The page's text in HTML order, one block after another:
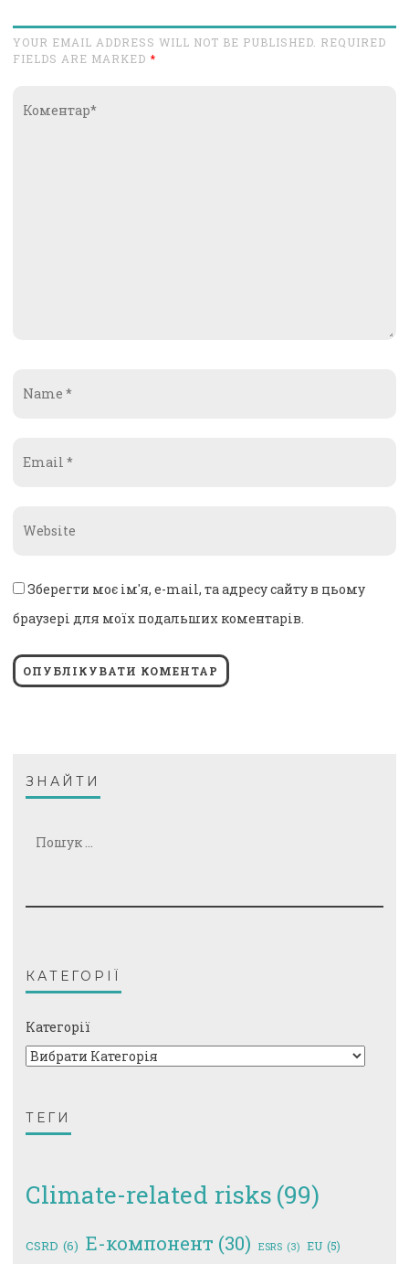
YOUR EMAIL ADDRESS WILL NOT BE PUBLISHED. REQUIRED
FIELDS ARE MARKED *
Зберегти моє ім'я, e-mail, та адресу сайту в цьому
браузері для моїх подальших коментарів.
ЗНАЙТИ
КАТЕГОРІЇ
Категорії
ТЕГИ
Climate-related risks (99)
CSRD (6) E-компонент (30) ESRS (3) EU (5)